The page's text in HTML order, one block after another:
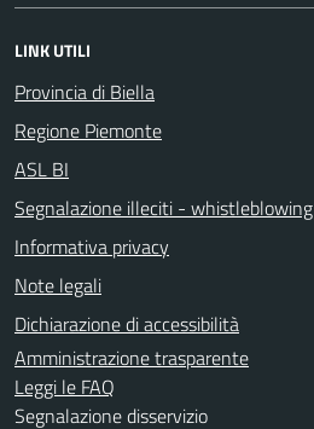
LINK UTILI
Provincia di Biella
Regione Piemonte
ASL BI
Segnalazione illeciti - whistleblowing
Informativa privacy
Note legali
Dichiarazione di accessibilità
Amministrazione trasparente
Leggi le FAQ
Segnalazione disservizio